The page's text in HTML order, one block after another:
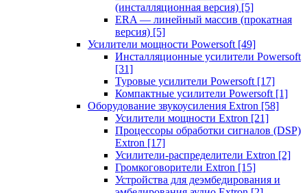
(инсталляционная версия) [5]
ERA — линейный массив (прокатная
версия) [5]
Усилители мощности Powersoft [49]
Инсталляционные усилители Powersoft
[31]
Туровые усилители Powersoft [17]
Компактные усилители Powersoft [1]
Оборудование звукоусиления Extron [58]
Усилители мощности Extron [21]
Процессоры обработки сигналов (DSP)
Extron [17]
Усилители-распределители Extron [2]
Громкоговорители Extron [15]
Устройства для деэмбедирования и